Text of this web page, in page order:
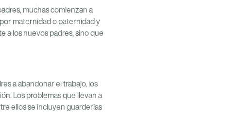
muchas comienzan a
maternidad o paternidad y
a los nuevos padres, sino que
a abandonar el trabajo, los
Los problemas que llevan a
ellos se incluyen guarderías